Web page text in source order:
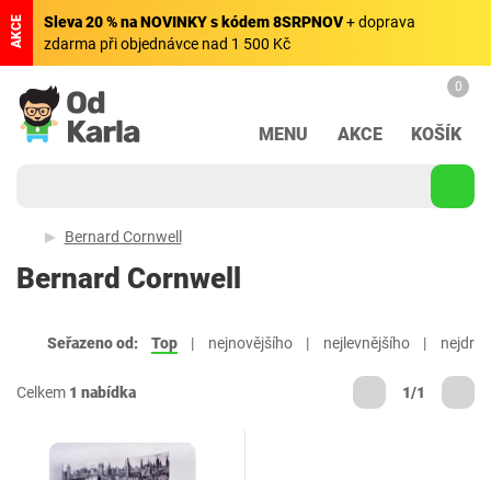
AKCE Sleva 20 % na NOVINKY s kódem 8SRPNOV+ doprava
zdarma při objednávce nad 1 500 Kč
MENU AKCE
0
KOŠÍK
Bernard Cornwell
Bernard Cornwell
Seřazeno od: Top nejnovějšího nejlevnějšího
Celkem 1 nabídka 1/1